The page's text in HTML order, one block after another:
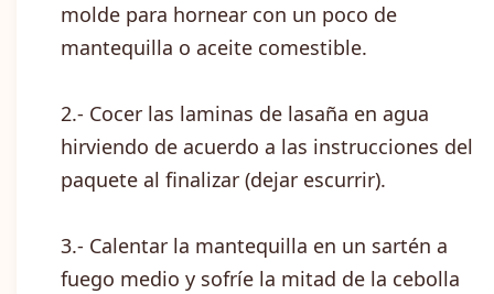
molde para hornear con un poco de
mantequilla o aceite comestible.
2.- Cocer las laminas de lasaña en agua
hirviendo de acuerdo a las instrucciones del
paquete al finalizar (dejar escurrir).
3.- Calentar la mantequilla en un sartén a
fuego medio y sofríe la mitad de la cebolla